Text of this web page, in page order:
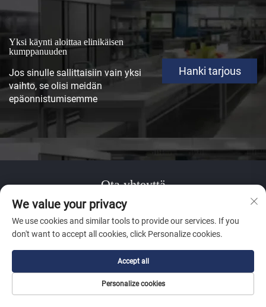
Yksi käynti aloittaa elinikäisen
kumppanuuden
Jos sinulle sallittaisiin vain yksi
vaihto, se olisi meidän
epäonnistumisemme
Hanki tarjous
Ota yhteyttä
Add: 28-1, Chengdong Road, Yueshan
Town,Kaiping,Jiangmen,Guangdong,China
Mobiili/WhatsApp:+86 17765756706
Tekijänoikeus © 2025 Jiangmen Youchu Sanitary Ware Co.,
We value your privacy
We use cookies and similar tools to provide our services. If you
don't want to accept all cookies, click Personalize cookies.
Personalize cookies
Accept all